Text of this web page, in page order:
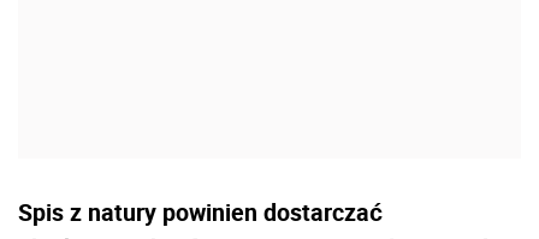
Spis z natury powinien dostarczać